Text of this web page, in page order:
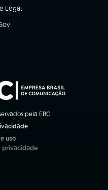
Legal
aba)
nova aba)
pela EBC
uso
aba)
privacidade